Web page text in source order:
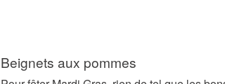
Beignets aux pommes